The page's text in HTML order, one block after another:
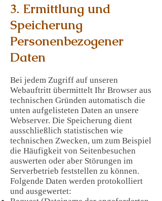
3. Ermittlung und
Speicherung
Personenbezogener
Daten
Bei jedem Zugriff auf unseren
Webauftritt übermittelt Ihr Browser aus
technischen Gründen automatisch die
unten aufgelisteten Daten an unsere
Webserver. Die Speicherung dient
ausschließlich statistischen wie
technischen Zwecken, um zum Beispiel
die Häufigkeit von Seitenbesuchen
auswerten oder aber Störungen im
Serverbetrieb feststellen zu können.
Folgende Daten werden protokolliert
und ausgewertet: